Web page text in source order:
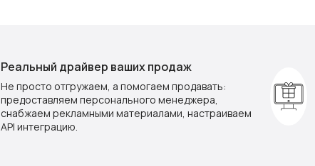
Реальный драйвер ваших продаж
Не просто отгружаем, а помогаем продавать:
предоставляем персонального менеджера,
снабжаем рекламными материалами, настраиваем
API интеграцию.